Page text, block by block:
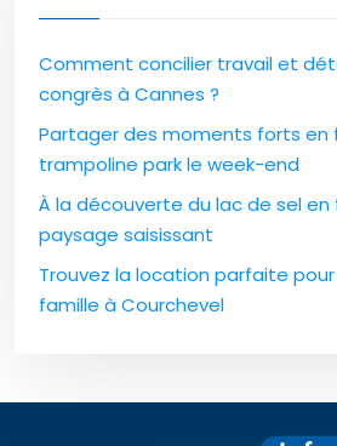
Comment concilier travail et
congrès à Cannes ?
Partager des moments forts en
trampoline park le week-end
À la découverte du lac de sel en
paysage saisissant
Trouvez la location parfaite
famille à Courchevel